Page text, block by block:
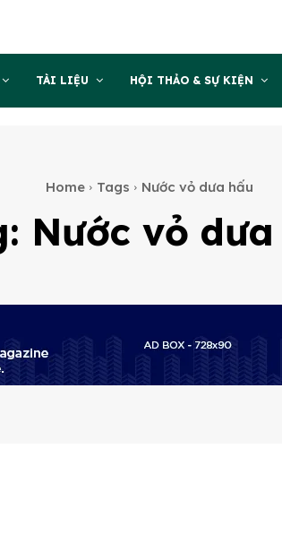
TÀI LIỆU HỘI THẢO & SỰ KIỆN
Home Tags Nước vỏ dưa hấu
Nước vỏ